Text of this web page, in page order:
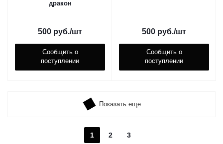
дракон
500 руб./шт
Сообщить о
поступлении
500 руб./шт
Сообщить о
поступлении
Показать еще
1 2 3